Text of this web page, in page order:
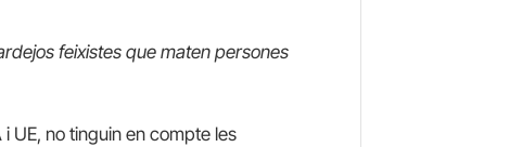
feixistes que maten persones
UE, no tinguin en compte les